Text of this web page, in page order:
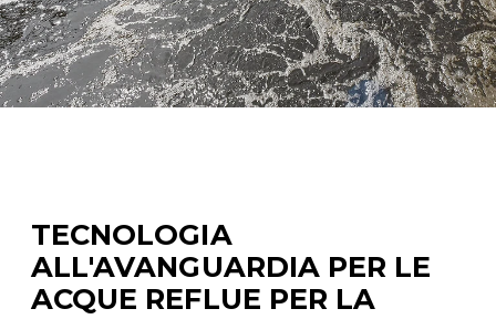
TECNOLOGIA
ALL'AVANGUARDIA PER LE
ACQUE REFLUE PER LA